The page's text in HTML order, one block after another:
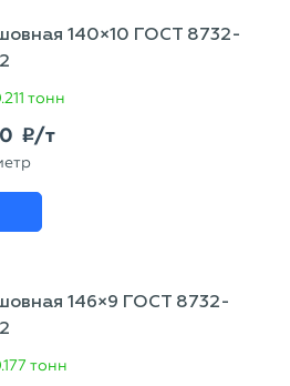
140×10 ГОСТ 8732-
тонн
p/т
146×9 ГОСТ 8732-
тонн